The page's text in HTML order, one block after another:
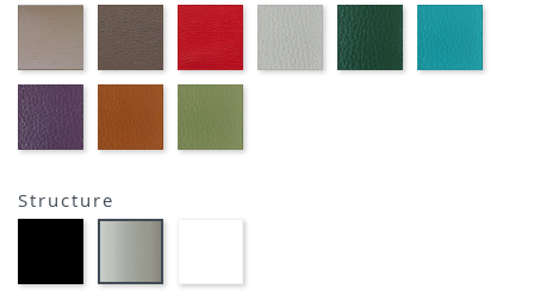
EKOS
GREGE-
SIMILI
MARRON
MEXICO-
SIMILI
PLANET
ROUGE-
SIMILI
FLUSKO
GRIS
CLAIR-
FLUSKO
VERT
BOUTEILLE-
01-
FLUSKO
AUBERGINE-
Structure
opaque
-